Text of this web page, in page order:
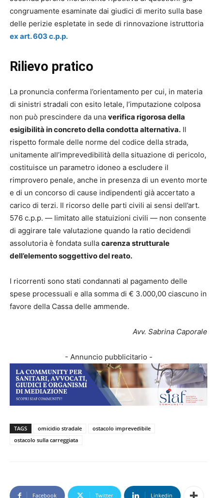
congruamente esaminate dai giudici di merito sulla base
delle perizie espletate in sede di rinnovazione istruttoria
ex art. 603 c.p.p.
Rilievo pratico
La pronuncia conferma l’orientamento per cui, in materia
di sinistri stradali con esito letale, l’imputazione colposa
non può prescindere da una verifica rigorosa della
esigibilità in concreto della condotta alternativa. Il
rispetto formale delle norme del codice della strada,
unitamente all’imprevedibilità della situazione di pericolo,
costituisce un parametro idoneo a escludere il
rimprovero penale, anche in presenza di un evento morte
e di un concorso di cause indipendenti già accertato a
carico di terzi. Il ricorso delle parti civili ai sensi dell’art.
576 c.p.p. — limitato alle statuizioni civili — non consente
di aggirare tale valutazione quando la ratio decidendi
assolutoria è fondata sulla carenza strutturale
dell’elemento soggettivo del reato.
I ricorrenti sono stati condannati al pagamento delle
spese processuali e alla somma di € 3.000,00 ciascuno in
favore della Cassa delle ammende.
Avv. Sabrina Caporale
- Annuncio pubblicitario -
TAGS omicidio stradale
ostacolo imprevedibile
ostacolo sulla carreggiata
Facebook Twitter Linkedin